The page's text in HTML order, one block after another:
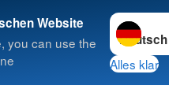
Website
you can use the
Sprache
Alles klar
Suche